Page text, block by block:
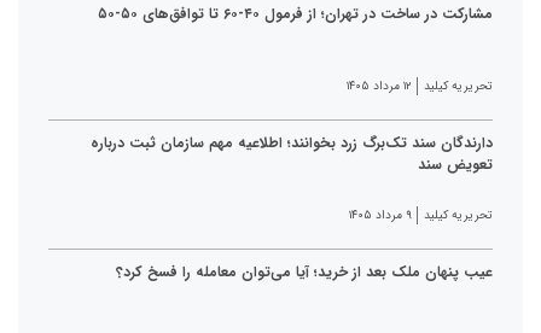
مشارکت در ساخت در تهران؛ از فرمول ۴۰-۶۰ تا توافق‌های ۵۰-۵۰
تحریریه کیلید ۱۲ مرداد ۱۴۰۵
دارندگان سند تک‌برگ زرد بخوانند؛ اطلاعیه مهم سازمان ثبت درباره
تعویض سند
تحریریه کیلید ۹ مرداد ۱۴۰۵
عیب پنهان ملک بعد از خرید؛ آیا می‌توان معامله را فسخ کرد؟